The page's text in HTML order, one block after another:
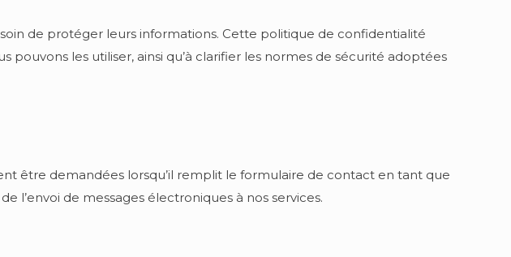
de protéger leurs informations. Cette politique de confidentialité
les utiliser, ainsi qu’à clarifier les normes de sécurité adoptées
être demandées lorsqu’il remplit le formulaire de contact en tant que
l’envoi de messages électroniques à nos services.